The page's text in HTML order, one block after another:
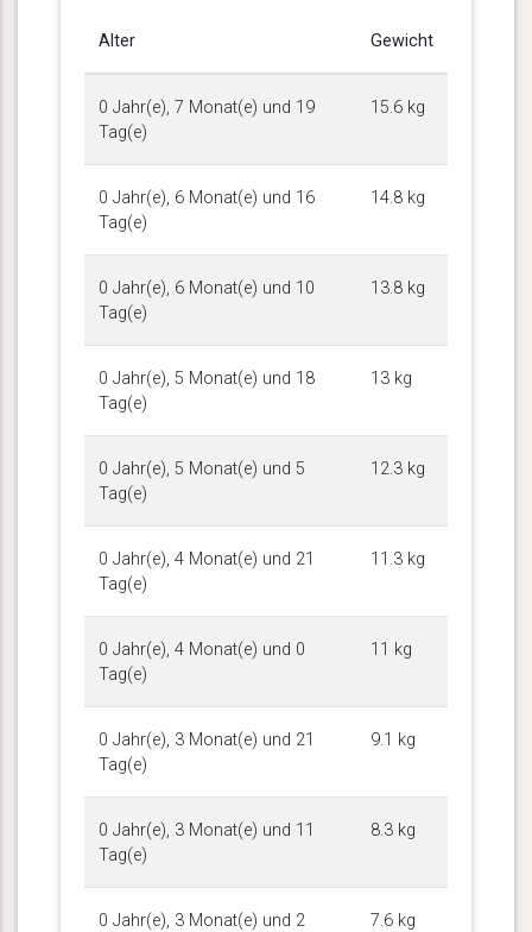
Alter Gewicht
0 Jahr(e), 7 Monat(e) und 19
Tag(e)
15.6 kg
0 Jahr(e), 6 Monat(e) und 16
Tag(e)
14.8 kg
0 Jahr(e), 6 Monat(e) und 10
Tag(e)
13.8 kg
0 Jahr(e), 5 Monat(e) und 18
Tag(e)
13 kg
0 Jahr(e), 5 Monat(e) und 5
Tag(e)
12.3 kg
0 Jahr(e), 4 Monat(e) und 21
Tag(e)
11.3 kg
0 Jahr(e), 4 Monat(e) und 0
Tag(e)
11 kg
0 Jahr(e), 3 Monat(e) und 21
Tag(e)
9.1 kg
0 Jahr(e), 3 Monat(e) und 11
Tag(e)
8.3 kg
0 Jahr(e), 3 Monat(e) und 2
7.6 kg